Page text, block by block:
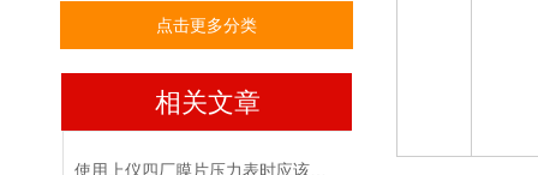
点击更多分类
相关文章